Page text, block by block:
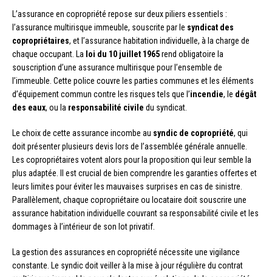
L’assurance en copropriété repose sur deux piliers essentiels :
l’assurance multirisque immeuble, souscrite par le syndicat des
copropriétaires, et l’assurance habitation individuelle, à la charge de
chaque occupant. La loi du 10 juillet 1965rend obligatoire la
souscription d’une assurance multirisque pour l’ensemble de
l’immeuble. Cette police couvre les parties communes et les éléments
d’équipement commun contre les risques tels que l’incendie, le dégât
des eaux, ou la responsabilité civile du syndicat.
Le choix de cette assurance incombe au syndic de copropriété, qui
doit présenter plusieurs devis lors de l’assemblée générale annuelle.
Les copropriétaires votent alors pour la proposition qui leur semble la
plus adaptée. Il est crucial de bien comprendre les garanties offertes et
leurs limites pour éviter les mauvaises surprises en cas de sinistre.
Parallèlement, chaque copropriétaire ou locataire doit souscrire une
assurance habitation individuelle couvrant sa responsabilité civile et les
dommages à l’intérieur de son lot privatif.
La gestion des assurances en copropriété nécessite une vigilance
constante. Le syndic doit veiller à la mise à jour régulière du contrat